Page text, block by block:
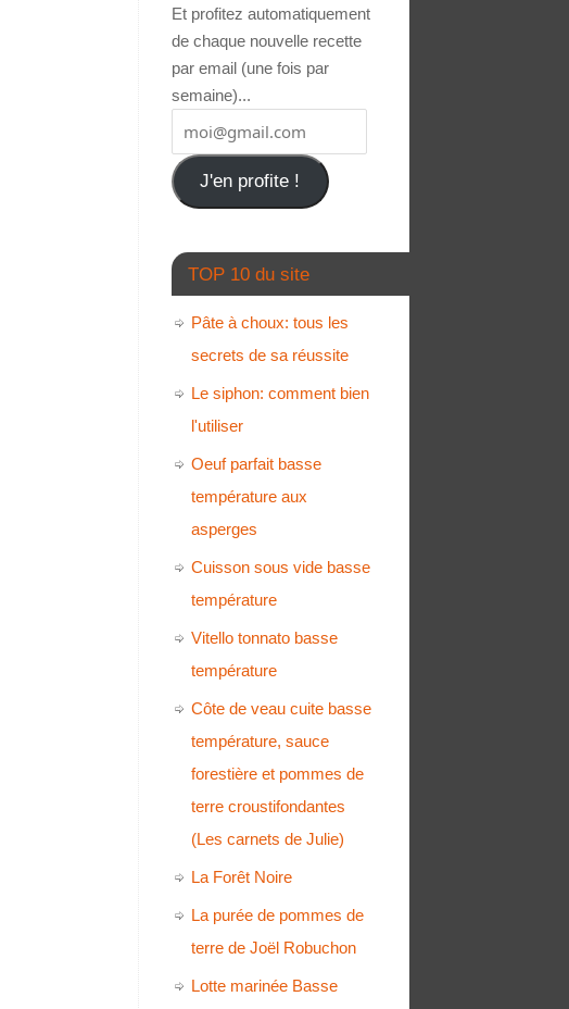
Et profitez automatiquement
de chaque nouvelle recette
par email (une fois par
semaine)...
J'en profite !
TOP 10 du site
Pâte à choux: tous les
secrets de sa réussite
Le siphon: comment bien
l'utiliser
Oeuf parfait basse
température aux
asperges
Cuisson sous vide basse
température
Vitello tonnato basse
température
Côte de veau cuite basse
température, sauce
forestière et pommes de
terre croustifondantes
(Les carnets de Julie)
La Forêt Noire
La purée de pommes de
terre de Joël Robuchon
Lotte marinée Basse